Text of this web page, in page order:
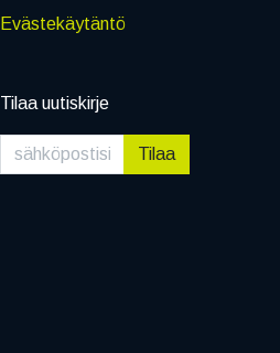
Evästekäytäntö
Tilaa uutiskirje
Tilaa